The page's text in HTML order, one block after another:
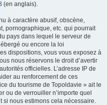
(en anglais).
à caractère abusif, obscène,
pornographique, etc. qui pourrait
pays dans lequel le serveur de
ou encore la loi
dispositions, vous vous exposez à
nous réservons le droit d’avertir
officielles. L’adresse IP de
au renforcement de ces
du tourisme de Topoldavie » ait le
ou de verrouiller n’importe quel
si nous estimons cela nécessaire.